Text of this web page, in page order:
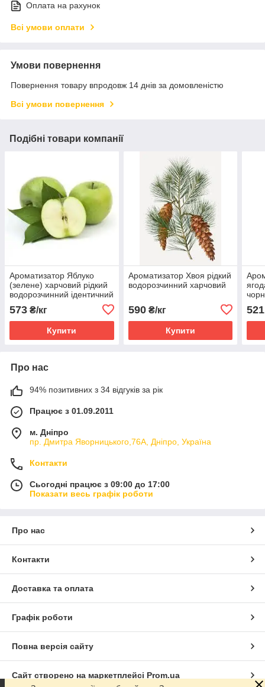
Оплата на рахунок
Всі умови оплати
Умови повернення
Повернення товару впродовж 14 днів за домовленістю
Всі умови повернення
Подібні товари компанії
Ароматизатор Яблуко
(зелене) харчовий рідкий
водорозчинний ідентичний
573 ₴/кг
Купити
Ароматизатор Хвоя рідкий
водорозчинний харчовий
590₴/кг
Купити
521
Про нас
94% позитивних з 34 відгуків за рік
Працює з 01.09.2011
м. Дніпро
пр. Дмитра Яворницького,76А, Дніпро, Україна
Контакти
Сьогодні працює з 09:00 до 17:00
Показати весь графік роботи
Про нас
Контакти
Доставка та оплата
Графік роботи
Повна версія сайту
Сайт створено на маркетплейсі Prom.ua